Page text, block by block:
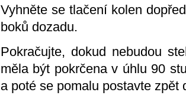
Vyhněte se tlačení kolen
boků dozadu.
Pokračujte, dokud nebudou
měla být pokrčena v úhlu 90
a poté se pomalu postavte zpět